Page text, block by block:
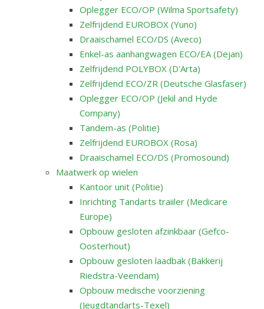
Oplegger ECO/OP (Wilma Sportsafety)
Zelfrijdend EUROBOX (Yuno)
Draaischamel ECO/DS (Aveco)
Enkel-as aanhangwagen ECO/EA (Dejan)
Zelfrijdend POLYBOX (D'Arta)
Zelfrijdend ECO/ZR (Deutsche Glasfaser)
Oplegger ECO/OP (Jekil and Hyde
Company)
Tandem-as (Politie)
Zelfrijdend EUROBOX (Rosa)
Draaischamel ECO/DS (Promosound)
Maatwerk op wielen
Kantoor unit (Politie)
Inrichting Tandarts traiiler (Medicare
Europe)
Opbouw gesloten afzinkbaar (Gefco-
Oosterhout)
Opbouw gesloten laadbak (Bakkerij
Riedstra-Veendam)
Opbouw medische voorziening
(Jeugdtandarts-Texel)